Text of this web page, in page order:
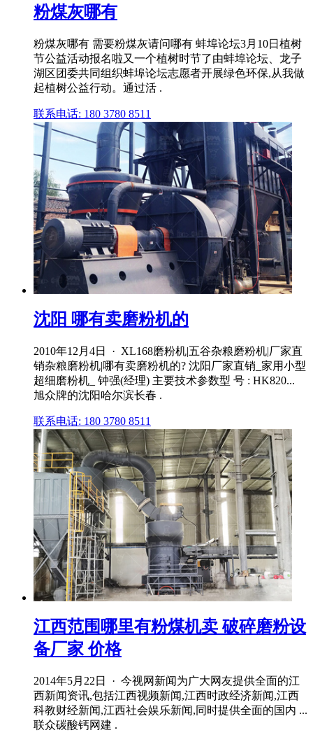
粉煤灰哪有
粉煤灰哪有 需要粉煤灰请问哪有 蚌埠论坛3月10日植树
节公益活动报名啦又一个植树时节了由蚌埠论坛、龙子
湖区团委共同组织蚌埠论坛志愿者开展绿色环保,从我做
起植树公益行动。通过活 .
联系电话: 180 3780 8511
沈阳 哪有卖磨粉机的
2010年12月4日 · XL168磨粉机|五谷杂粮磨粉机|厂家直
销杂粮磨粉机|哪有卖磨粉机的? 沈阳厂家直销_家用小型
超细磨粉机_ 钟强(经理) 主要技术参数型 号 : HK820...
旭众牌的沈阳哈尔滨长春 .
联系电话: 180 3780 8511
江西范围哪里有粉煤机卖 破碎磨粉设
备厂家 价格
2014年5月22日 · 今视网新闻为广大网友提供全面的江
西新闻资讯,包括江西视频新闻,江西时政经济新闻,江西
科教财经新闻,江西社会娱乐新闻,同时提供全面的国内 ...
联众碳酸钙网建 .